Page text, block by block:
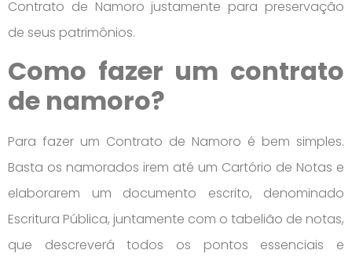
Contrato de Namoro justamente para preservação
de seus patrimônios.
Como fazer um contrato
de namoro?
Para fazer um Contrato de Namoro é bem simples.
Basta os namorados irem até um Cartório de Notas e
elaborarem um documento escrito, denominado
Escritura Pública, juntamente com o tabelião de notas,
que descreverá todos os pontos essenciais e